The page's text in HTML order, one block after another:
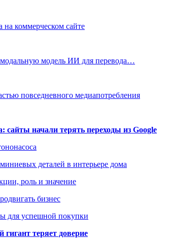
на коммерческом сайте
модель ИИ для перевода…
повседневного медиапотребления
сайты начали терять переходы из Google
деталей в интерьере дома
роль и значение
бизнес
для успешной покупки
теряет доверие